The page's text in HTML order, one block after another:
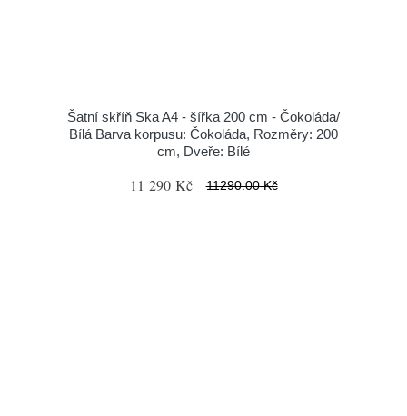
Šatní skříň Ska A4 - šířka 200 cm - Čokoláda/
Bílá Barva korpusu: Čokoláda, Rozměry: 200
cm, Dveře: Bílé
11 290 Kč 11290.00 Kč